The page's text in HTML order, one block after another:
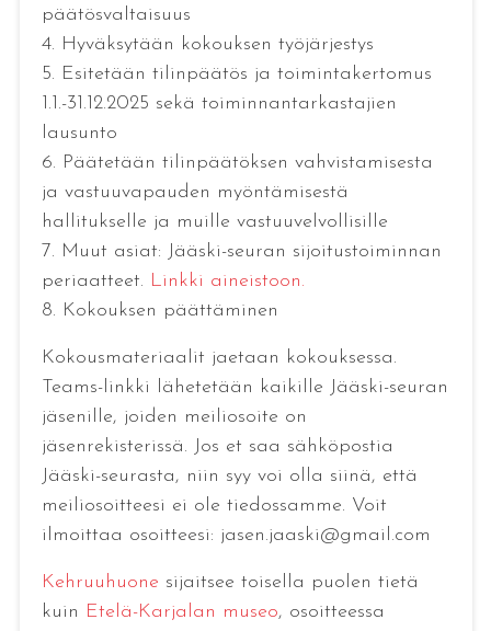
päätösvaltaisuus
4. Hyväksytään kokouksen työjärjestys
5. Esitetään tilinpäätös ja toimintakertomus
1.1.-31.12.2025 sekä toiminnantarkastajien
lausunto
6. Päätetään tilinpäätöksen vahvistamisesta
ja vastuuvapauden myöntämisestä
hallitukselle ja muille vastuuvelvollisille
7. Muut asiat: Jääski-seuran sijoitustoiminnan
periaatteet. Linkki aineistoon.
8. Kokouksen päättäminen
Kokousmateriaalit jaetaan kokouksessa.
Teams-linkki lähetetään kaikille Jääski-seuran
jäsenille, joiden meiliosoite on
jäsenrekisterissä. Jos et saa sähköpostia
Jääski-seurasta, niin syy voi olla siinä, että
meiliosoitteesi ei ole tiedossamme. Voit
ilmoittaa osoitteesi: jasen.jaaski@gmail.com
Kehruuhuone sijaitsee toisella puolen tietä
kuin Etelä-Karjalan museo, osoitteessa